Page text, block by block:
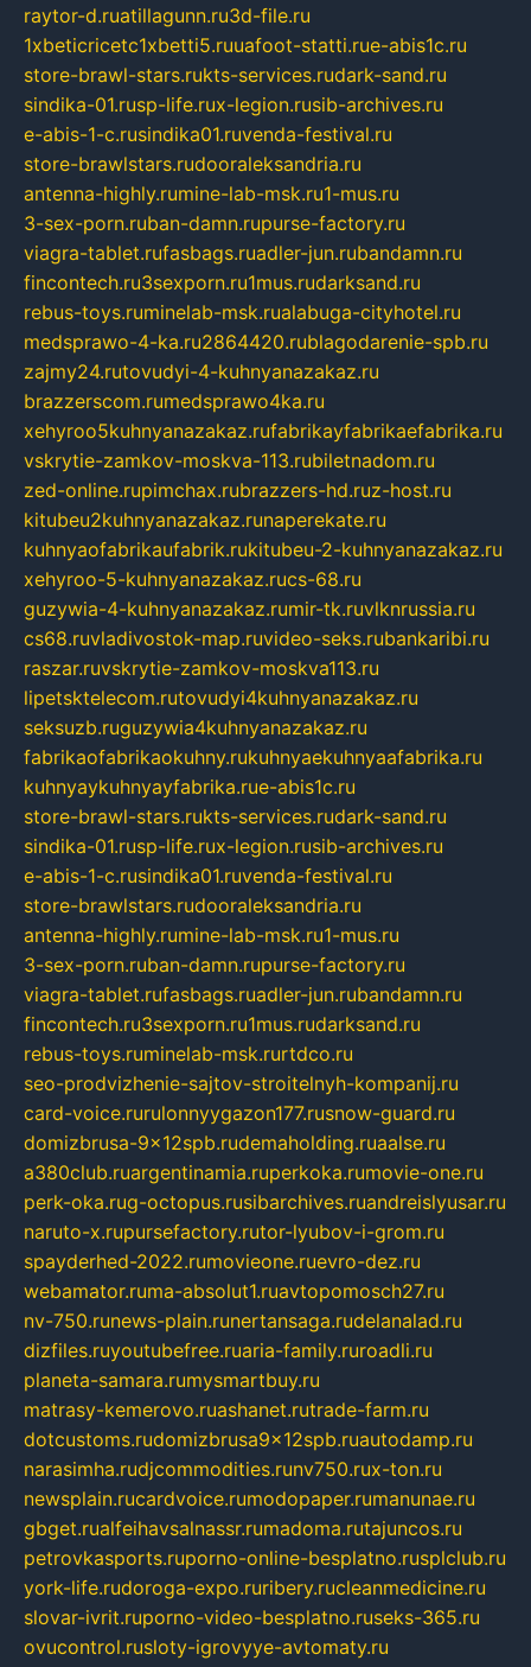
raytor-d.ruatillagunn.ru3d-file.ru
1xbeticricetc1xbetti5.ruuafoot-statti.rue-abis1c.ru
store-brawl-stars.rukts-services.rudark-sand.ru
sindika-01.rusp-life.rux-legion.rusib-archives.ru
e-abis-1-c.rusindika01.ruvenda-festival.ru
store-brawlstars.rudooraleksandria.ru
antenna-highly.rumine-lab-msk.ru1-mus.ru
3-sex-porn.ruban-damn.rupurse-factory.ru
viagra-tablet.rufasbags.ruadler-jun.rubandamn.ru
fincontech.ru3sexporn.ru1mus.rudarksand.ru
rebus-toys.ruminelab-msk.rualabuga-cityhotel.ru
medsprawo-4-ka.ru2864420.rublagodarenie-spb.ru
zajmy24.rutovudyi-4-kuhnyanazakaz.ru
brazzerscom.rumedsprawo4ka.ru
xehyroo5kuhnyanazakaz.rufabrikayfabrikaefabrika.ru
vskrytie-zamkov-moskva-113.rubiletnadom.ru
zed-online.rupimchax.rubrazzers-hd.ruz-host.ru
kitubeu2kuhnyanazakaz.runaperekate.ru
kuhnyaofabrikaufabrik.rukitubeu-2-kuhnyanazakaz.ru
xehyroo-5-kuhnyanazakaz.rucs-68.ru
guzywia-4-kuhnyanazakaz.rumir-tk.ruvlknrussia.ru
cs68.ruvladivostok-map.ruvideo-seks.rubankaribi.ru
raszar.ruvskrytie-zamkov-moskva113.ru
lipetsktelecom.rutovudyi4kuhnyanazakaz.ru
seksuzb.ruguzywia4kuhnyanazakaz.ru
fabrikaofabrikaokuhny.rukuhnyaekuhnyaafabrika.ru
kuhnyaykuhnyayfabrika.rue-abis1c.ru
store-brawl-stars.rukts-services.rudark-sand.ru
sindika-01.rusp-life.rux-legion.rusib-archives.ru
e-abis-1-c.rusindika01.ruvenda-festival.ru
store-brawlstars.rudooraleksandria.ru
antenna-highly.rumine-lab-msk.ru1-mus.ru
3-sex-porn.ruban-damn.rupurse-factory.ru
viagra-tablet.rufasbags.ruadler-jun.rubandamn.ru
fincontech.ru3sexporn.ru1mus.rudarksand.ru
rebus-toys.ruminelab-msk.rurtdco.ru
seo-prodvizhenie-sajtov-stroitelnyh-kompanij.ru
card-voice.rurulonnyygazon177.rusnow-guard.ru
domizbrusa-9x12spb.rudemaholding.ruaalse.ru
a380club.ruargentinamia.ruperkoka.rumovie-one.ru
perk-oka.rug-octopus.rusibarchives.ruandreislyusar.ru
naruto-x.rupursefactory.rutor-lyubov-i-grom.ru
spayderhed-2022.rumovieone.ruevro-dez.ru
webamator.ruma-absolut1.ruavtopomosch27.ru
nv-750.runews-plain.runertansaga.rudelanalad.ru
dizfiles.ruyoutubefree.ruaria-family.ruroadli.ru
planeta-samara.rumysmartbuy.ru
matrasy-kemerovo.ruashanet.rutrade-farm.ru
dotcustoms.rudomizbrusa9x12spb.ruautodamp.ru
narasimha.rudjcommodities.runv750.rux-ton.ru
newsplain.rucardvoice.rumodopaper.rumanunae.ru
gbget.rualfeihavsalnassr.rumadoma.rutajuncos.ru
petrovkasports.ruporno-online-besplatno.rusplclub.ru
york-life.rudoroga-expo.ruribery.rucleanmedicine.ru
slovar-ivrit.ruporno-video-besplatno.ruseks-365.ru
ovucontrol.rusloty-igrovyye-avtomaty.ru